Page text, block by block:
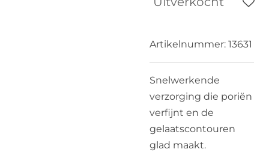
Artikelnummer: 13631
Snelwerkende
verzorging die poriën
verfijnt en de
gelaatscontouren
glad maakt.